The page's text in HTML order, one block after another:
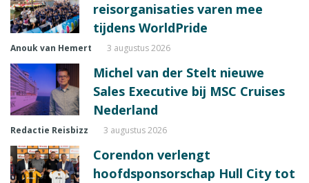
reisorganisaties varen mee
tijdens WorldPride
Anouk van Hemert 3 augustus 2026
Michel van der Stelt nieuwe
Sales Executive bij MSC Cruises
Nederland
Redactie Reisbizz 3 augustus 2026
Corendon verlengt
hoofdsponsorschap Hull City tot